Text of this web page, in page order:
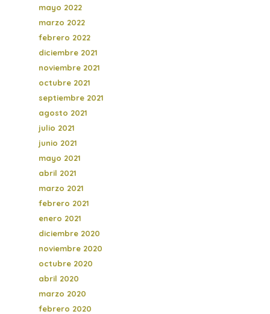
mayo 2022
marzo 2022
febrero 2022
diciembre 2021
noviembre 2021
octubre 2021
septiembre 2021
agosto 2021
julio 2021
junio 2021
mayo 2021
abril 2021
marzo 2021
febrero 2021
enero 2021
diciembre 2020
noviembre 2020
octubre 2020
abril 2020
marzo 2020
febrero 2020